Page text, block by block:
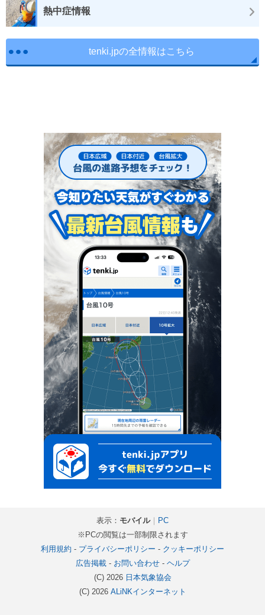
熱中症情報
tenki.jpの全情報はこちら
表示： モバイル｜ PC
※PCの閲覧は一部制限されます
利用規約 - プライバシーポリシー - クッキーポリシー
広告掲載- お問い合わせ- ヘルプ
(C) 2026 日本気象協会
(C) 2026 ALiNKインターネット